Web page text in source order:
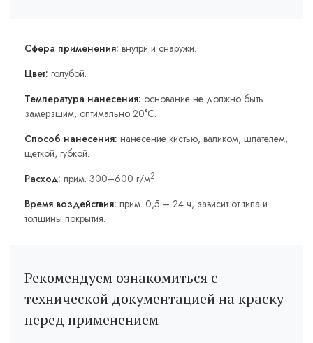
Сфера применения: внутри и снаружи.
Цвет: голубой.
Температура нанесения: основание не должно быть
замерзшим, оптимально 20°C.
Способ нанесения: нанесение кистью, валиком, шпателем,
щеткой, губкой.
Расход: прим. 300–600 г/м2.
Время воздействия: прим. 0,5 – 24 ч, зависит от типа и
толщины покрытия.
Рекомендуем ознакомиться с
технической документацией на краску
перед применением